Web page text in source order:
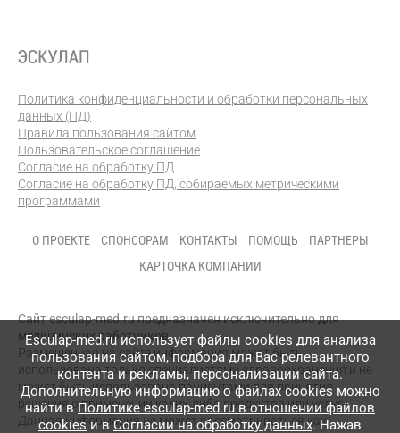
Политика конфиденциальности и обработки персональных
данных (ПД)
Правила пользования сайтом
Пользовательское соглашение
Согласие на обработку ПД
Согласие на обработку ПД, собираемых метрическими
программами
О ПРОЕКТЕ СПОНСОРАМ КОНТАКТЫ ПОМОЩЬ
ПАРТНЕРЫ
КАРТОЧКА КОМПАНИИ
Сайт esculap-med.ru предназначен исключительно для
медицинских работников.
Размещенная на сайте информация может быть
использована только специалистами здравоохранения и не
может быть использована пациентами для принятия
решения о применении каких-либо продуктов или услуг.
Данная информация не может рассматриваться как
Esculap-med.ru использует файлы сookies для анализа
пользования сайтом, подбора для Вас релевантного
контента и рекламы, персонализации сайта.
Дополнительную информацию о файлах cookies можно
найти вПолитике esculap-med.ru в отношении файлов
cookiesи вСогласии на обработку данных. Нажав